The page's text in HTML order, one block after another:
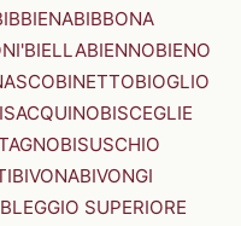
BIBBONA
BIELLABIENNOBIENO
BINETTOBIOGLIO
BISCEGLIE
BISUSCHIO
BIVONABIVONGI
BLEGGIO SUPERIORE